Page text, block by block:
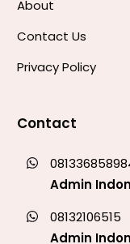
About
Contact Us
Privacy Policy
Contact
Admin
08132106515
Admin